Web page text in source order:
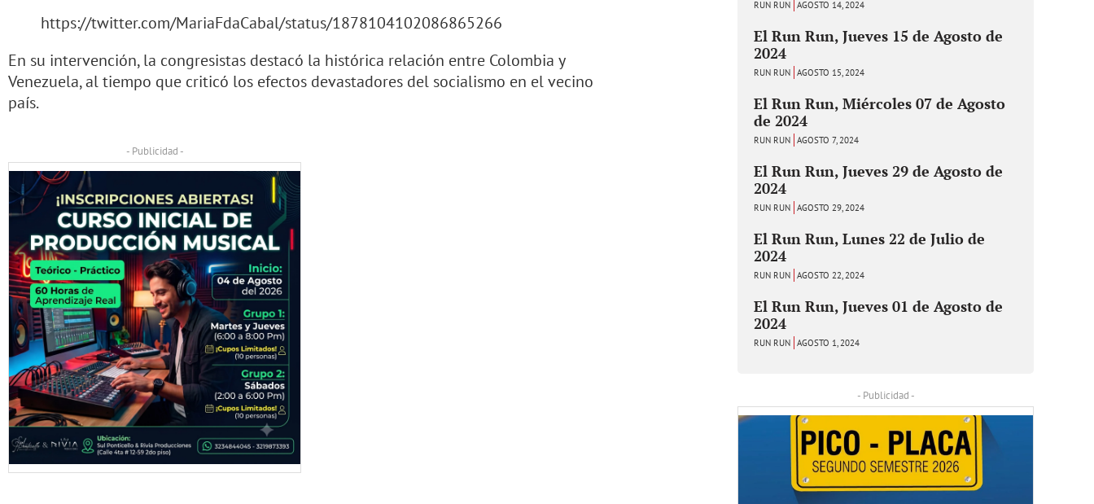
https://twitter.com/MariaFdaCabal/status/1878104102086865266
En su intervención, la congresistas destacó la histórica relación entre Colombia y
Venezuela, al tiempo que criticó los efectos devastadores del socialismo en el vecino
país.
- Publicidad -
RUN RUN AGOSTO 14, 2024
El Run Run, Jueves 15 de Agosto de
2024
RUN RUN AGOSTO 15, 2024
El Run Run, Miércoles 07 de Agosto
de 2024
RUN RUN AGOSTO 7, 2024
El Run Run, Jueves 29 de Agosto de
2024
RUN RUN AGOSTO 29, 2024
El Run Run, Lunes 22 de Julio de
2024
RUN RUN AGOSTO 22, 2024
El Run Run, Jueves 01 de Agosto de
2024
RUN RUN AGOSTO 1, 2024
- Publicidad -